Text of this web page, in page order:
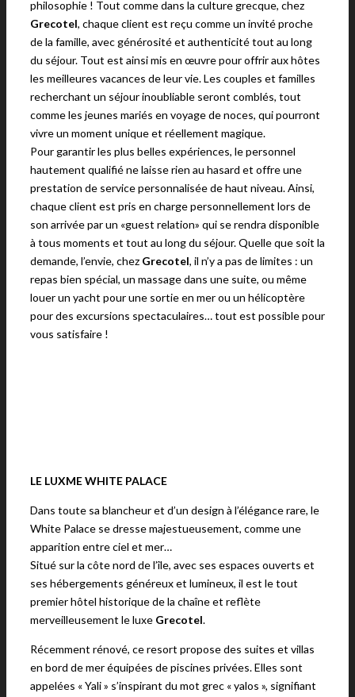
philosophie ! Tout comme dans la culture grecque, chez
Grecotel, chaque client est reçu comme un invité proche
de la famille, avec générosité et authenticité tout au long
du séjour. Tout est ainsi mis en œuvre pour offrir aux hôtes
les meilleures vacances de leur vie. Les couples et familles
recherchant un séjour inoubliable seront comblés, tout
comme les jeunes mariés en voyage de noces, qui pourront
vivre un moment unique et réellement magique.
Pour garantir les plus belles expériences, le personnel
hautement qualifié ne laisse rien au hasard et offre une
prestation de service personnalisée de haut niveau. Ainsi,
chaque client est pris en charge personnellement lors de
son arrivée par un «guest relation» qui se rendra disponible
à tous moments et tout au long du séjour. Quelle que soit la
demande, l’envie, chez Grecotel, il n’y a pas de limites : un
repas bien spécial, un massage dans une suite, ou même
louer un yacht pour une sortie en mer ou un hélicoptère
pour des excursions spectaculaires… tout est possible pour
vous satisfaire !
LE LUXME WHITE PALACE
Dans toute sa blancheur et d’un design à l’élégance rare, le
White Palace se dresse majestueusement, comme une
apparition entre ciel et mer…
Situé sur la côte nord de l’île, avec ses espaces ouverts et
ses hébergements généreux et lumineux, il est le tout
premier hôtel historique de la chaîne et reflète
merveilleusement le luxe Grecotel.
Récemment rénové, ce resort propose des suites et villas
en bord de mer équipées de piscines privées. Elles sont
appelées « Yali » s’inspirant du mot grec « yalos », signifiant